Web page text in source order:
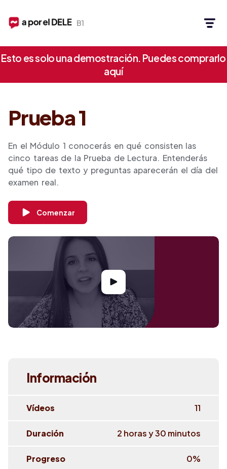
B1
Esto es solo una demostración. Puedes comprarlo
aquí
Prueba 1
En el Módulo 1 conocerás en qué consisten las
cinco tareas de la Prueba de Lectura. Entenderás
qué tipo de texto y preguntas aparecerán el día del
examen real.
Comenzar
Información
Vídeos 11
Duración 2 horas y 30 minutos
Progreso 0%